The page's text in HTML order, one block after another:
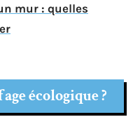
mur : quelles
écologique ?